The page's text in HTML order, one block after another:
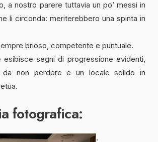
a nostro parere tuttavia un po’ messi in
li circonda: meriterebbero una spinta in
brioso, competente e puntuale.
esibisce segni di progressione evidenti,
da non perdere e un locale solido in
fotografica: